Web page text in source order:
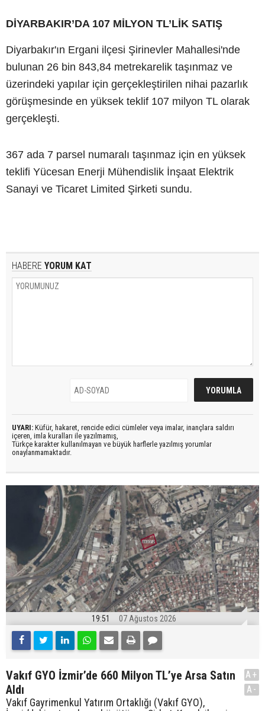
DİYARBAKIR’DA 107 MİLYON TL’LİK SATIŞ
Diyarbakır'ın Ergani ilçesi Şirinevler Mahallesi'nde
bulunan 26 bin 843,84 metrekarelik taşınmaz ve
üzerindeki yapılar için gerçekleştirilen nihai pazarlık
görüşmesinde en yüksek teklif 107 milyon TL olarak
gerçekleşti.
367 ada 7 parsel numaralı taşınmaz için en yüksek
teklifi Yücesan Enerji Mühendislik İnşaat Elektrik
Sanayi ve Ticaret Limited Şirketi sundu.
HABERE YORUM KAT
UYARI: Küfür, hakaret, rencide edici cümleler veya imalar, inançlara saldırı
içeren, imla kuralları ile yazılmamış,
Türkçe karakter kullanılmayan ve büyük harflerle yazılmış yorumlar
onaylanmamaktadır.
19:51 07 Ağustos 2026
Vakıf GYO İzmir’de 660 Milyon TL’ye Arsa Satın
Aldı
Vakıf Gayrimenkul Yatırım Ortaklığı (Vakıf GYO),
A+
A-